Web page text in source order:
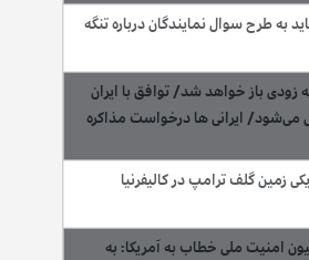
به طرح سوال نمایندگان درباره تنگه
زودی باز خواهد شد/ توافق با ایران
می‌شود/ ایرانی ها درخواست مذاکره
زمین گلف ترامپ در کالیفرنیا
امنیت ملی خطاب به آمریکا: به